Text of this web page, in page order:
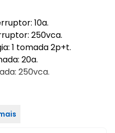
10a.
250vca.
1 tomada 2p+t.
20a.
250vca.